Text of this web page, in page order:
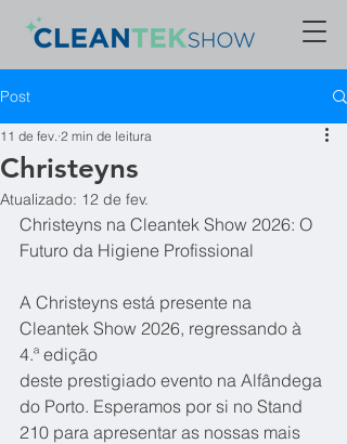
Post
Christeyns
11 de fev. 2 min de leitura
Atualizado: 12 de fev.
Christeyns na Cleantek Show 2026: O
Futuro da Higiene Profissional
A Christeyns está presente na
Cleantek Show 2026, regressando à
4.ª edição
deste prestigiado evento na Alfândega
do Porto. Esperamos por si no Stand
210 para apresentar as nossas mais